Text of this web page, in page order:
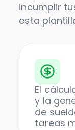
incumplir
esta
El
y la
de
tareas